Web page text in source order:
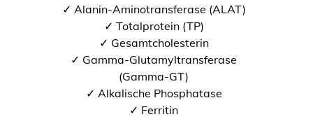
✓ Alanin-Aminotransferase (ALAT)
✓ Totalprotein (TP)
✓ Gesamtcholesterin
✓ Gamma-Glutamyltransferase
(Gamma-GT)
✓ Alkalische Phosphatase
✓ Ferritin